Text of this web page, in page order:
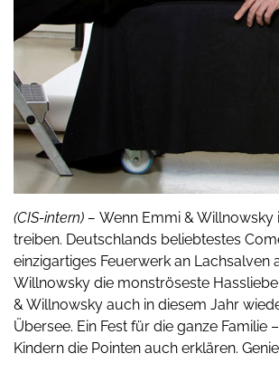
(CIS-intern) – Wenn Emmi &
treiben. Deutschlands beliebtestes
einzigartiges Feuerwerk an Lachsalven
Willnowsky die monströseste
& Willnowsky auch in diesem Jahr
Übersee. Ein Fest für die ganze
Kindern die Pointen auch erklären.